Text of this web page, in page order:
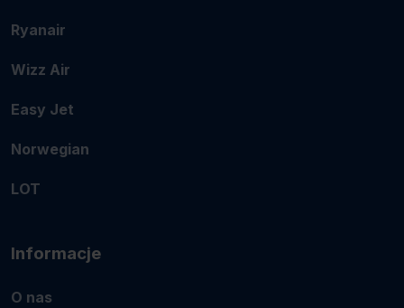
Ryanair
Wizz Air
Easy Jet
Norwegian
LOT
Informacje
O nas